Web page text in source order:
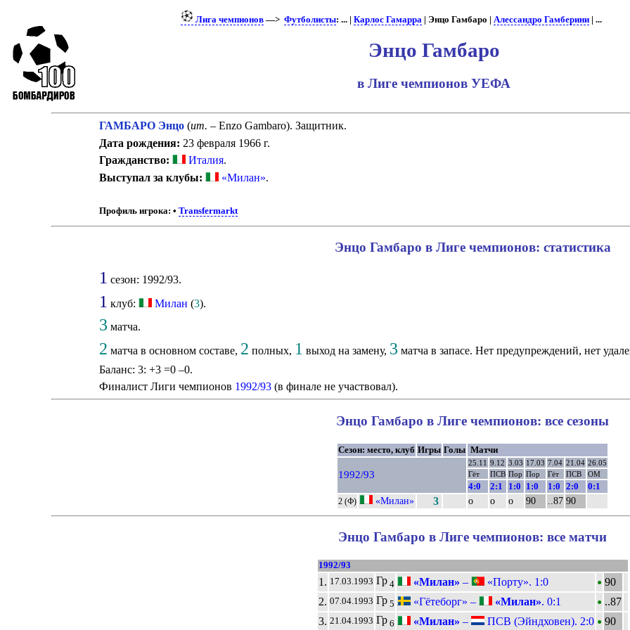
Лига чемпионов —> Футболисты: ... | Карлос Гамарра | Энцо Гамбаро | Алессандро Гамберини | ...
Энцо Гамбаро
в Лиге чемпионов УЕФА
ГАМБАРО Энцо(ит. – Enzo Gambaro). Защитник.
Дата рождения: 23 февраля 1966 г.
Гражданство:
Италия.
Выступал за клубы:
«Милан».
Профиль игрока: • Transfermarkt
Энцо Гамбаро в Лиге чемпионов: статистика
1 сезон: 1992/93.
1 клуб: Милан (3).
3 матча.
2 матча в основном составе, 2 полных, 1 выход на замену, 3 матча в запасе. Нет предупреждений, нет
Баланс: 3: +3 =0 –0.
Финалист Лиги чемпионов 1992/93(в финале не участвовал).
Энцо Гамбаро в Лиге чемпионов: все сезоны
Сезон: место, клуб Игры Голы Матчи
1992/93
25.11 9.12 3.03 17.03 7.04 21.04 26.05
Гёт
ПСВ Пор Пор Гёт ПСВ ОМ
4:0 2:1 1:0 1:0 1:0 2:0 0:1
2 (Ф) «Милан» 3 о о о 90 ..87 90
Энцо Гамбаро в Лиге чемпионов: все матчи
1992/93
1. 17.03.1993 Гр4 «Милан» – «Порту». 1:0 • 90
2. 07.04.1993 Гр5 «Гётеборг» – «Милан». 0:1 • ..87
3. 21.04.1993 Гр6 «Милан» – ПСВ (Эйндховен). 2:0 • 90